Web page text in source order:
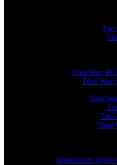
The
Total War:
Total
Total
Total
Warhammer